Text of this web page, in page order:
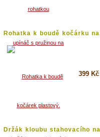
Rohatka k boudě kočárku
399 Kč
Držák kloubu stahovacího